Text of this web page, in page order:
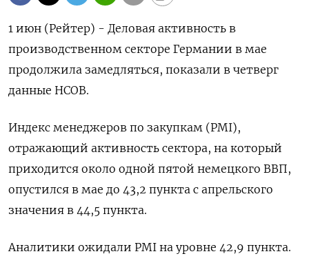
1 июн (Рейтер) - Деловая активность в
производственном секторе Германии в мае
продолжила замедляться, показали в четверг
данные HCOB.
Индекс менеджеров по закупкам (PMI),
отражающий активность сектора, на который
приходится около одной пятой немецкого ВВП,
опустился в мае до 43,2 пункта с апрельского
значения в 44,5 пункта.
Аналитики ожидали PMI на уровне 42,9 пункта.